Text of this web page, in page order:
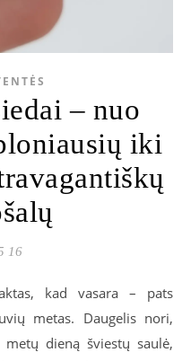
– nuo
iki
16
kad vasara – pats
metas. Daugelis nori,
dieną šviestų saulė,